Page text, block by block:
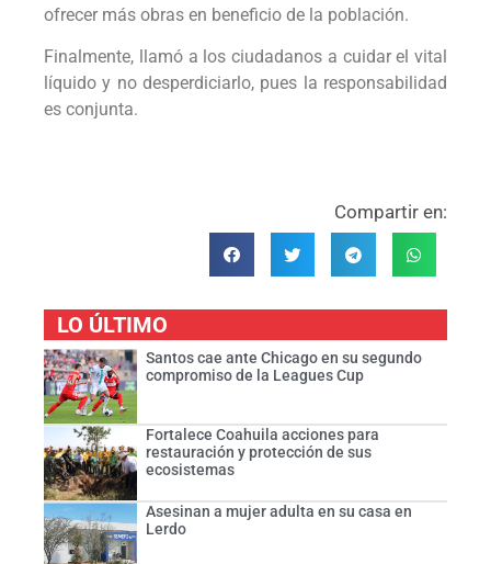
ofrecer más obras en beneficio de la población.
Finalmente, llamó a los ciudadanos a cuidar el vital
líquido y no desperdiciarlo, pues la responsabilidad
es conjunta.
Compartir en:
LO ÚLTIMO
Santos cae ante Chicago en su segundo
compromiso de la Leagues Cup
Fortalece Coahuila acciones para
restauración y protección de sus
ecosistemas
Asesinan a mujer adulta en su casa en
Lerdo